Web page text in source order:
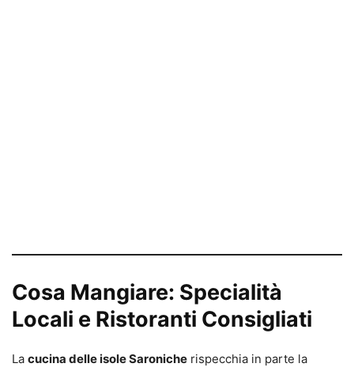
Cosa Mangiare: Specialità
Locali e Ristoranti Consigliati
La cucina delle isole Saroniche rispecchia in parte la